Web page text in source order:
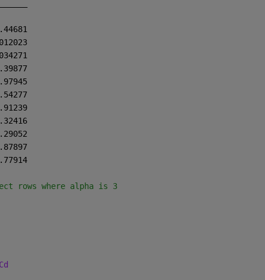
rows where alpha is 3
Cd